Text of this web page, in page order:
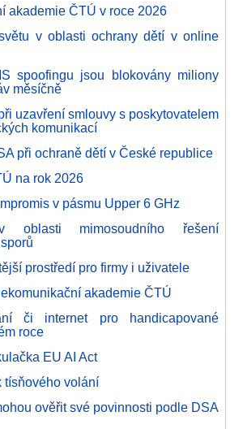
akademie ČTÚ v roce 2026
v oblasti ochrany dětí v online
spoofingu jsou blokovány miliony
měsíčně
uzavření smlouvy s poskytovatelem
komunikací
při ochraně dětí v České republice
na rok 2026
v pásmu Upper 6 GHz
mimosoudního řešení
prostředí pro firmy i uživatele
akademie ČTÚ
či internet pro handicapované
roce
EU AI Act
tísňového volání
ověřit své povinnosti podle DSA